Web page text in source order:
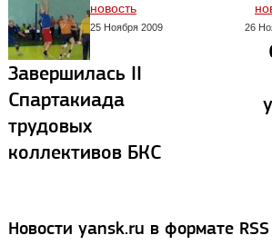
новость
25 Ноября 2009
Завершилась II
Спартакиада
трудовых
коллективов БКС
26
Новости yansk.ru в формате RSS